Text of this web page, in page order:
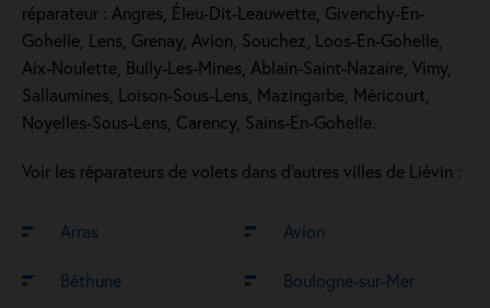
réparateur : Angres, Éleu-Dit-Leauwette, Givenchy-En-
Gohelle, Lens, Grenay, Avion, Souchez, Loos-En-Gohelle,
Aix-Noulette, Bully-Les-Mines, Ablain-Saint-Nazaire, Vimy,
Sallaumines, Loison-Sous-Lens, Mazingarbe, Méricourt,
Noyelles-Sous-Lens, Carency, Sains-En-Gohelle.
Voir les réparateurs de volets dans d’autres villes de Liévin :
Arras Avion
Béthune Boulogne-sur-Mer